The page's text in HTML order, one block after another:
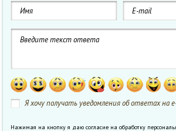
Я хочу получать уведомления об ответах на
Нажимая на кнопку я даю согласие на обработку